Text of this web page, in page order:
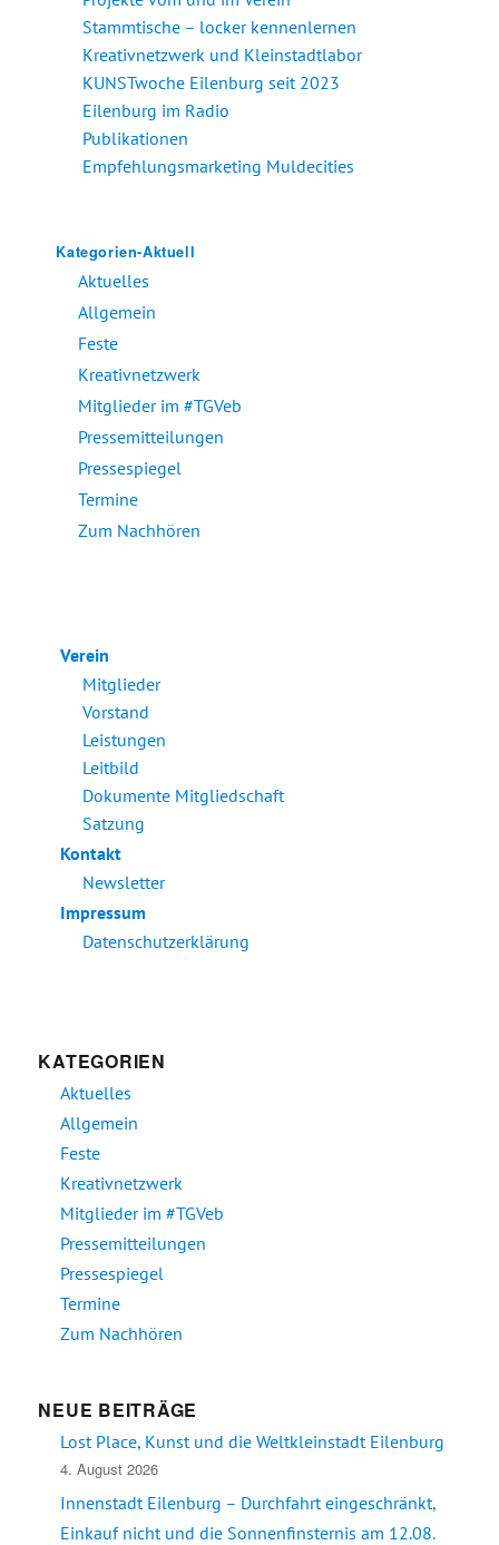
Stammtische – locker kennenlernen
Kreativnetzwerk und Kleinstadtlabor
KUNSTwoche Eilenburg seit 2023
Eilenburg im Radio
Publikationen
Empfehlungsmarketing Muldecities
Kategorien-Aktuell
Aktuelles
Allgemein
Feste
Kreativnetzwerk
Mitglieder im #TGVeb
Pressemitteilungen
Pressespiegel
Termine
Zum Nachhören
Verein
Mitglieder
Vorstand
Leistungen
Leitbild
Dokumente Mitgliedschaft
Satzung
Kontakt
Newsletter
Impressum
Datenschutzerklärung
KATEGORIEN
Aktuelles
Allgemein
Feste
Kreativnetzwerk
Mitglieder im #TGVeb
Pressemitteilungen
Pressespiegel
Termine
Zum Nachhören
NEUE BEITRÄGE
Lost Place, Kunst und die Weltkleinstadt Eilenburg
4. August 2026
Innenstadt Eilenburg – Durchfahrt eingeschränkt,
Einkauf nicht und die Sonnenfinsternis am 12.08.